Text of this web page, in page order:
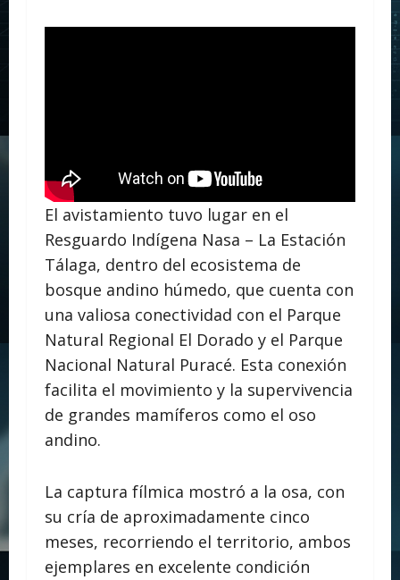
El avistamiento tuvo lugar en el
Resguardo Indígena Nasa – La Estación
Tálaga, dentro del ecosistema de
bosque andino húmedo, que cuenta con
una valiosa conectividad con el Parque
Natural Regional El Dorado y el Parque
Nacional Natural Puracé. Esta conexión
facilita el movimiento y la supervivencia
de grandes mamíferos como el oso
andino.
La captura fílmica mostró a la osa, con
su cría de aproximadamente cinco
meses, recorriendo el territorio, ambos
ejemplares en excelente condición